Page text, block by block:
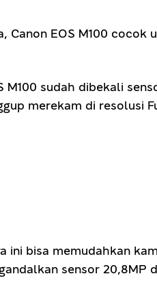
Canon EOS M100
sudah dibekali
merekam di resolusi
bisa memudahkan
sensor 20,8MP